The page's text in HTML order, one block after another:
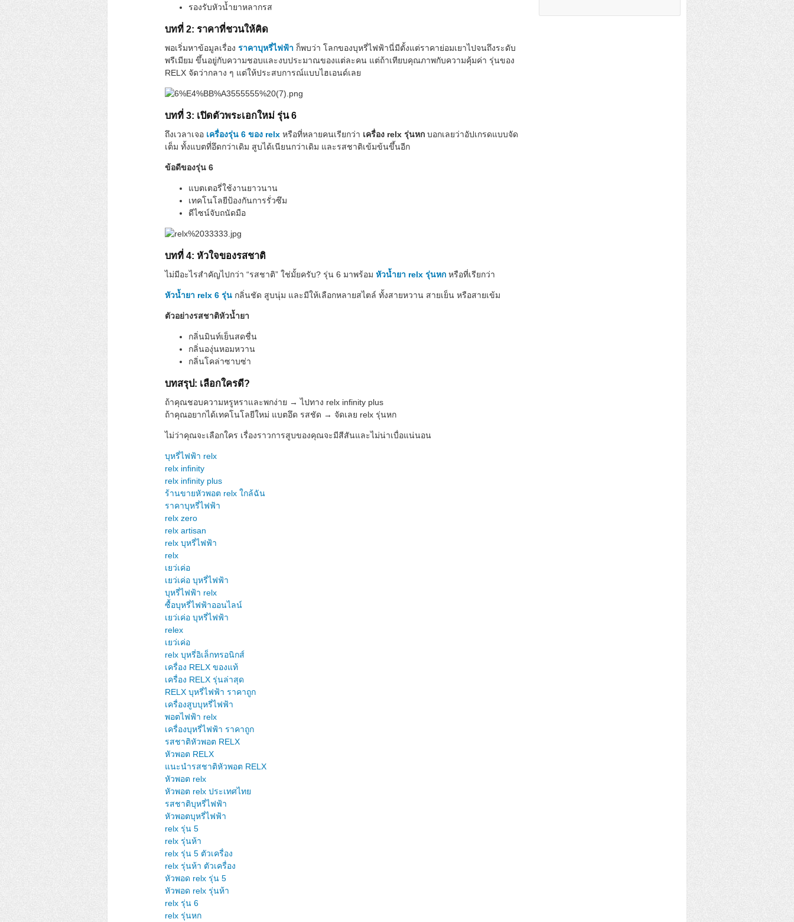
รองรับหัวน้ำยาหลากรส
บทที่ 2: ราคาที่ชวนให้คิด
พอเริ่มหาข้อมูลเรื่อง ราคาบุหรี่ไฟฟ้า ก็พบว่า โลกของบุหรี่ไฟฟ้านี่มีตั้งแต่ราคาย่อมเยาไปจนถึงระดับ
พรีเมียม ขึ้นอยู่กับความชอบและงบประมาณของแต่ละคน แต่ถ้าเทียบคุณภาพกับความคุ้มค่า รุ่นของ
RELX จัดว่ากลาง ๆ แต่ให้ประสบการณ์แบบไฮเอนด์เลย
บทที่ 3: เปิดตัวพระเอกใหม่ รุ่น 6
ถึงเวลาเจอ เครื่องรุ่น 6 ของ relx หรือที่หลายคนเรียกว่า เครื่อง relx รุ่นหก บอกเลยว่าอัปเกรดแบบจัด
เต็ม ทั้งแบตที่อึดกว่าเดิม สูบได้เนียนกว่าเดิม และรสชาติเข้มข้นขึ้นอีก
ข้อดีของรุ่น 6
แบตเตอรี่ใช้งานยาวนาน
เทคโนโลยีป้องกันการรั่วซึม
ดีไซน์จับถนัดมือ
บทที่ 4: หัวใจของรสชาติ
ไม่มีอะไรสำคัญไปกว่า “รสชาติ” ใช่มั้ยครับ? รุ่น 6 มาพร้อม หัวน้ำยา relx รุ่นหก หรือที่เรียกว่า
หัวน้ำยา relx 6 รุ่น กลิ่นชัด สูบนุ่ม และมีให้เลือกหลายสไตล์ ทั้งสายหวาน สายเย็น หรือสายเข้ม
ตัวอย่างรสชาติหัวน้ำยา
กลิ่นมินท์เย็นสดชื่น
กลิ่นองุ่นหอมหวาน
กลิ่นโคล่าซาบซ่า
บทสรุป: เลือกใครดี?
ถ้าคุณชอบความหรูหราและพกง่าย → ไปทาง relx infinity plus
ถ้าคุณอยากได้เทคโนโลยีใหม่ แบตอึด รสชัด → จัดเลย relx รุ่นหก
ไม่ว่าคุณจะเลือกใคร เรื่องราวการสูบของคุณจะมีสีสันและไม่น่าเบื่อแน่นอน
บุหรี่ไฟฟ้า relx
relx infinity
relx infinity plus
ร้านขายหัวพอต relx ใกล้ฉัน
ราคาบุหรี่ไฟฟ้า
relx zero
relx artisan
relx บุหรี่ไฟฟ้า
relx
เยว่เค่อ
เยว่เค่อ บุหรี่ไฟฟ้า
บุหรี่ไฟฟ้า relx
ซื้อบุหรี่ไฟฟ้าออนไลน์
เยว่เค่อ บุหรี่ไฟฟ้า
relex
เยว่เค่อ
relx บุหรี่อิเล็กทรอนิกส์
เครื่อง RELX ของแท้
เครื่อง RELX รุ่นล่าสุด
RELX บุหรี่ไฟฟ้า ราคาถูก
เครื่องสูบบุหรี่ไฟฟ้า
พอตไฟฟ้า relx
เครื่องบุหรี่ไฟฟ้า ราคาถูก
รสชาติหัวพอต RELX
หัวพอต RELX
แนะนำรสชาติหัวพอต RELX
หัวพอต relx
หัวพอต relx ประเทศไทย
รสชาติบุหรี่ไฟฟ้า
หัวพอตบุหรี่ไฟฟ้า
relx รุ่น 5
relx รุ่นห้า
relx รุ่น 5 ตัวเครื่อง
relx รุ่นห้า ตัวเครื่อง
หัวพอด relx รุ่น 5
หัวพอด relx รุ่นห้า
relx รุ่น 6
relx รุ่นหก